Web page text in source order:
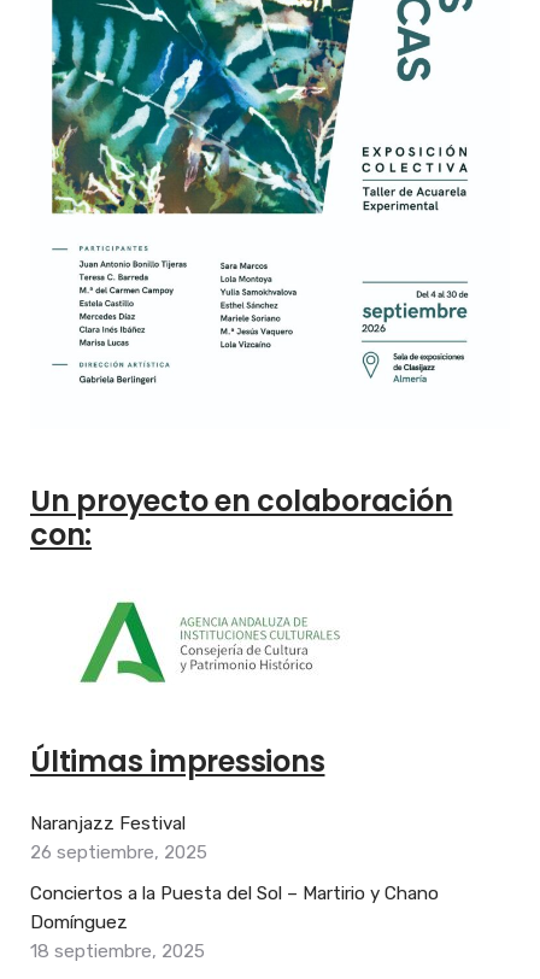
Un proyecto en colaboración
con:
Últimas impressions
Naranjazz Festival
26 septiembre, 2025
Conciertos a la Puesta del Sol – Martirio y Chano
Domínguez
18 septiembre, 2025